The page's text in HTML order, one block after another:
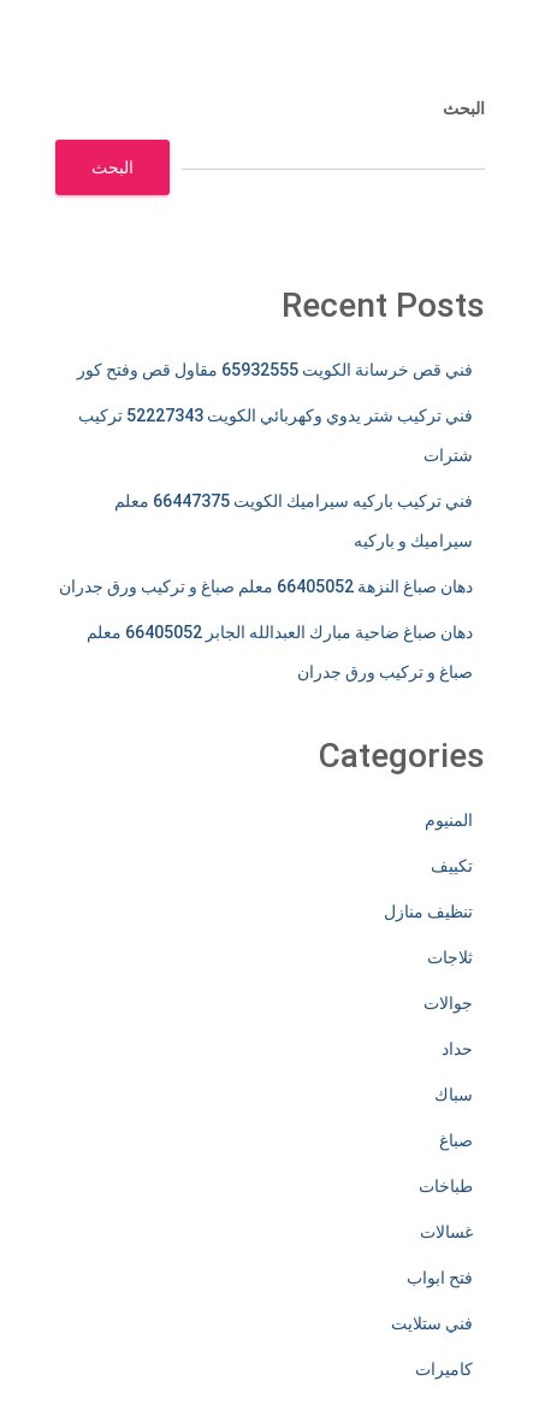
البحث
البحث
Recent Posts
فني قص خرسانة الكويت 65932555 مقاول قص وفتح كور
فني تركيب شتر يدوي وكهربائي الكويت 52227343 تركيب
شترات
فني تركيب باركيه سيراميك الكويت 66447375 معلم
سيراميك و باركيه
دهان صباغ النزهة 66405052 معلم صباغ و تركيب ورق جدران
دهان صباغ ضاحية مبارك العبدالله الجابر 66405052 معلم
صباغ و تركيب ورق جدران
Categories
المنيوم
تكييف
تنظيف منازل
ثلاجات
جوالات
حداد
سباك
صباغ
طباخات
غسالات
فتح ابواب
فني ستلايت
كاميرات